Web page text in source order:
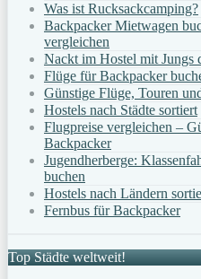
Was ist Rucksackcamping?
Backpacker Mietwagen
vergleichen
Nackt im Hostel mit Jungs
Flüge für Backpacker
Günstige Flüge, Touren
Hostels nach Städte sortiert
Flugpreise vergleichen –
Backpacker
Jugendherberge:
buchen
Hostels nach Ländern
Fernbus für Backpacker
Top Städte weltweit!